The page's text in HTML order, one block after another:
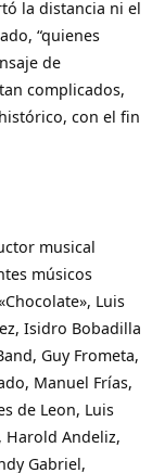
la distancia ni el
“quienes
de
complicados,
con el fin
musical
músicos
Luis
Isidro Bobadilla
Guy Frometa,
Manuel Frías,
de Leon, Luis
Harold Andeliz,
Gabriel,